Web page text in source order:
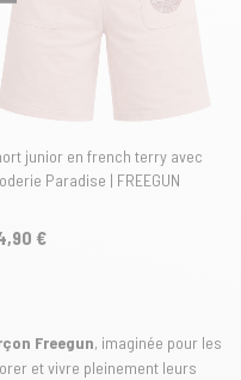
junior en french terry avec
Paradise | FREEGUN
€
Freegun, imaginée pour les
et vivre pleinement leurs